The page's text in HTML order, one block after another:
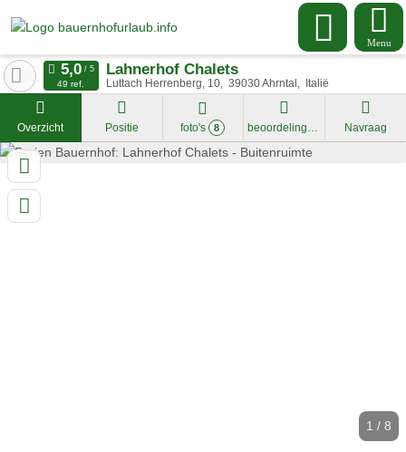
Menu
Lahnerhof Chalets
Luttach Herrenberg, 10 39030Ahrntal Italië
49 ref.
Overzicht Positie foto's 8 beoordelingen Navraag
1 / 8